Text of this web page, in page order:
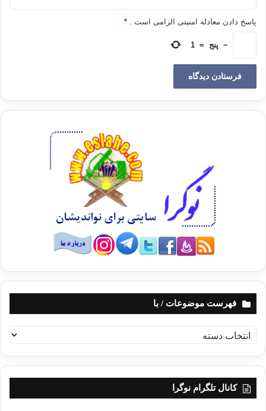
پاسخ دادن معادله امنیتی الزامی است . *
− پنج =
1
فهرست موضوعات / با
ه
ر
کانال تلگرام نوگرا